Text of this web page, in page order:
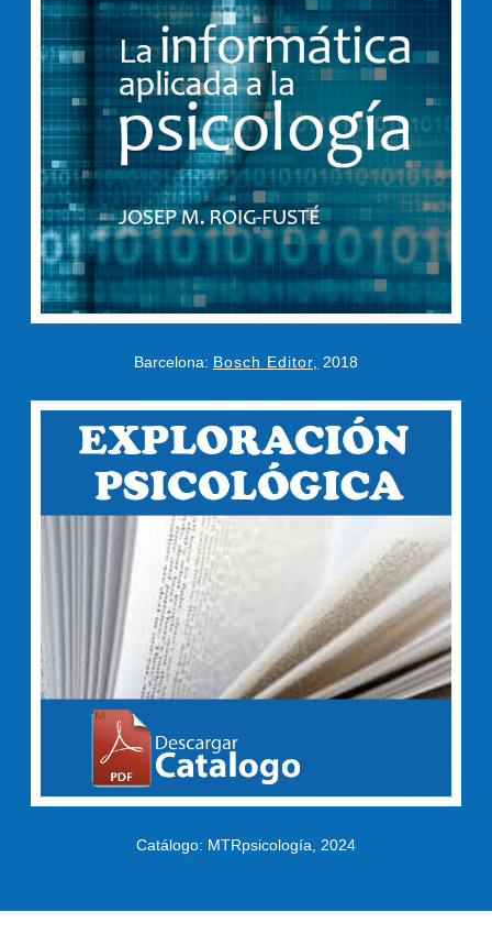
Barcelona: Bosch Editor, 2018
Catálogo: MTRpsicología, 2024